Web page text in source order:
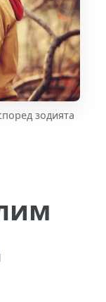
зодията